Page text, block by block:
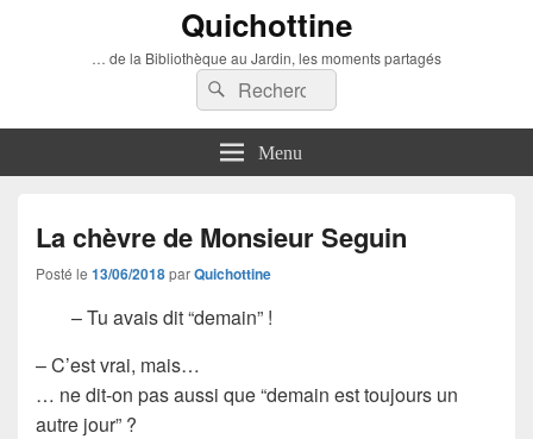
Quichottine
… de la Bibliothèque au Jardin, les moments partagés
Recherche :
Rechercher
Menu
La chèvre de Monsieur Seguin
Posté le 13/06/2018parQuichottine
– Tu avais dit “demain” !
– C’est vrai, mais…
… ne dit-on pas aussi que “demain est toujours un
autre jour” ?